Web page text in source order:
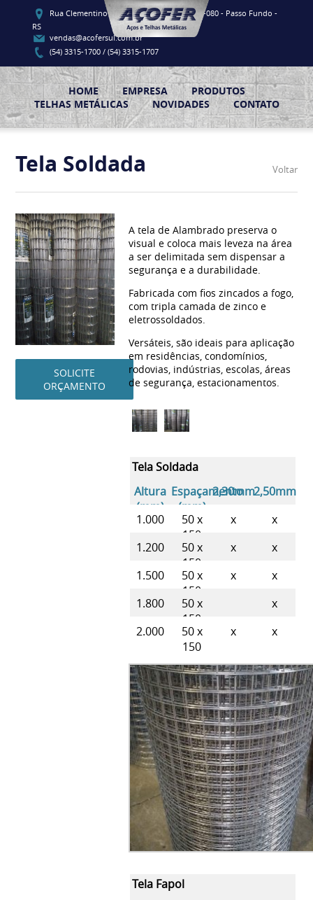
Rua Clementino Luis Vieira, 91 - CEP 99060-080 - Passo Fundo -
RS
vendas@acofersul.com.br
(54) 3315-1700 / (54) 3315-1707
HOME EMPRESA
PRODUTOS
TELHAS METÁLICAS
NOVIDADES CONTATO
Tela Soldada Voltar
SOLICITE
ORÇAMENTO
A tela de Alambrado preserva o
visual e coloca mais leveza na área
a ser delimitada sem dispensar a
segurança e a durabilidade.
Fabricada com fios zincados a fogo,
com tripla camada de zinco e
eletrossoldados.
Versáteis, são ideais para aplicação
em residências, condomínios,
rodovias, indústrias, escolas, áreas
de segurança, estacionamentos.
Tela Soldada
Altura
(mm)
Espaçamento
(mm)
2,30mm2,50mm
1.000
50 x
150
x
x
1.200
50 x
150
x
x
1.500
50 x
150
x
x
1.800
50 x
150
x
2.000
50 x
150
x x
Tela Fapol